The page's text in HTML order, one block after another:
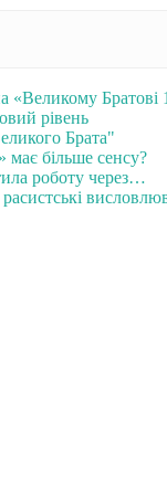
«Великому Братові
рівень
Брата"
більше сенсу?
роботу через…